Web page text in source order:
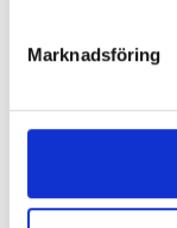
Marknadsföring